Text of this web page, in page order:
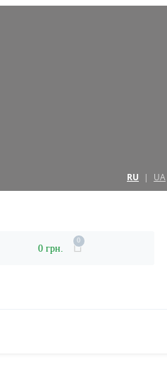
RU | UA
0 грн.
0